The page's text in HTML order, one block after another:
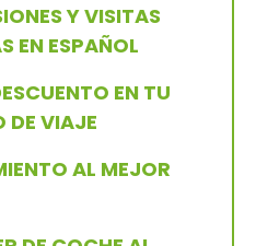
Y VISITAS
EN ESPAÑOL
EN TU
DE VIAJE
AL MEJOR